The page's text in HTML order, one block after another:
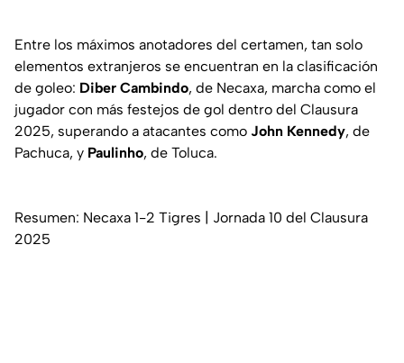
Entre los máximos anotadores del certamen, tan solo
elementos extranjeros se encuentran en la clasificación
de goleo: Diber Cambindo, de Necaxa, marcha como el
jugador con más festejos de gol dentro del Clausura
2025, superando a atacantes como John Kennedy, de
Pachuca, y Paulinho, de Toluca.
Resumen: Necaxa 1-2 Tigres | Jornada 10 del Clausura
2025